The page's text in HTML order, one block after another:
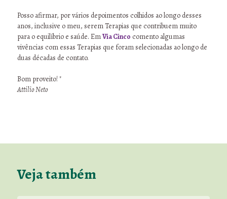
Posso afirmar, por vários depoimentos colhidos ao longo desses
anos, inclusive o meu, serem Terapias que contribuem muito
para o equilíbrio e saúde. EmVia Cinco comento algumas
vivências com essas Terapias que foram selecionadas ao longo de
duas décadas de contato.
Bom proveito! "
Attilio Neto
Veja também